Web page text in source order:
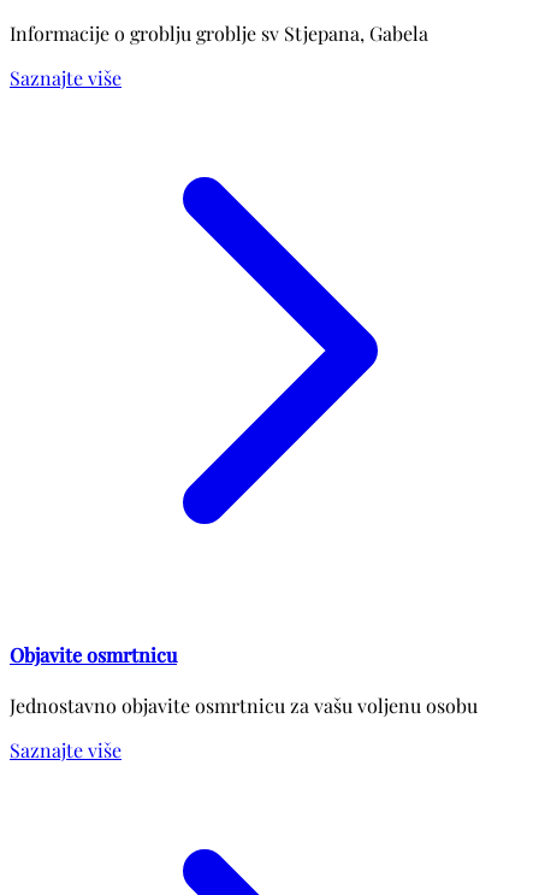
Informacije o groblju groblje sv Stjepana, Gabela
Saznajte više
Objavite osmrtnicu
Jednostavno objavite osmrtnicu za vašu voljenu osobu
Saznajte više